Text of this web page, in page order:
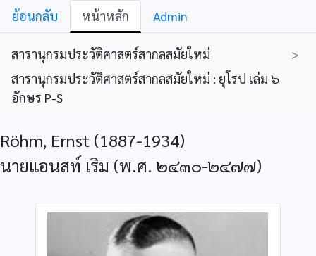
ย้อนกลับ หน้าหลัก Admin
สารานุกรมประวัติศาสตร์สากลสมัยใหม่
>
สารานุกรมประวัติศาสตร์สากลสมัยใหม่ : ยุโรป เล่ม ๖
อักษร P-S
Röhm, Ernst (1887-1934)
นายแอนสท์ เริม (พ.ศ. ๒๔๓๐-๒๔๗๗)